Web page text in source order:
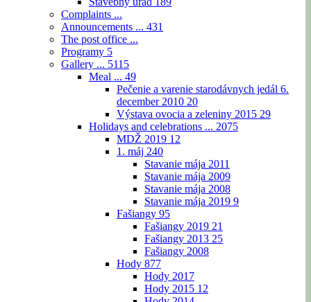
Complaints ...
Announcements ... 431
The post office ...
Programy 5
Gallery ... 5115
Meal ... 49
Pečenie a varenie starodávnych jedál 6.
december 2010 20
Výstava ovocia a zeleniny 2015 29
Holidays and celebrations ... 2075
MDŽ 2019 12
1. máj 240
Stavanie mája 2011
Stavanie mája 2009
Stavanie mája 2008
Stavanie mája 2019 9
Fašiangy 95
Fašiangy 2019 21
Fašiangy 2013 25
Fašiangy 2008
Hody 877
Hody 2017
Hody 2015 12